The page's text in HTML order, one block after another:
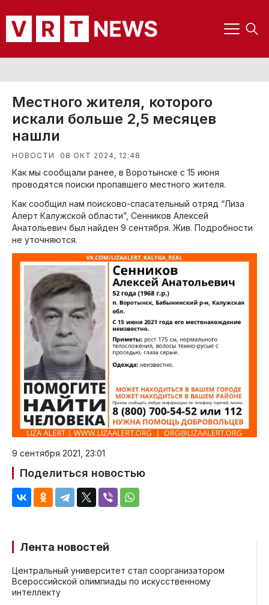
Лента новостей
Центральный университет стал соорганизатором
Всероссийской олимпиады по искусственному
интеллекту
Местного жителя, которого
искали больше 2,5 месяцев
нашли
НОВОСТИ 08 ОКТ 2024, 12:48
Как мы сообщали ранее, в Воротынске с 15 июня
проводятся поиски пропавшего местного жителя.
Как сообщил нам поисково-спасательный отряд “Лиза
Алерт Калужской области”, Сенников Алексей
Анатольевич был найден 9 сентября. Жив. Подробности
не уточняются.
9 сентября 2021, 23:01
Поделиться новостью